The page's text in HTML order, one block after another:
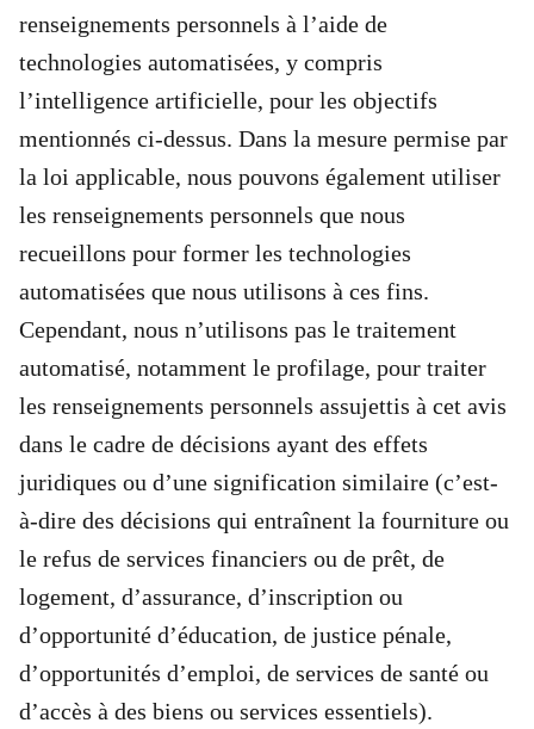
renseignements personnels à l’aide de
technologies automatisées, y compris
l’intelligence artificielle, pour les objectifs
mentionnés ci-dessus. Dans la mesure permise par
la loi applicable, nous pouvons également utiliser
les renseignements personnels que nous
recueillons pour former les technologies
automatisées que nous utilisons à ces fins.
Cependant, nous n’utilisons pas le traitement
automatisé, notamment le profilage, pour traiter
les renseignements personnels assujettis à cet avis
dans le cadre de décisions ayant des effets
juridiques ou d’une signification similaire (c’est-
à-dire des décisions qui entraînent la fourniture ou
le refus de services financiers ou de prêt, de
logement, d’assurance, d’inscription ou
d’opportunité d’éducation, de justice pénale,
d’opportunités d’emploi, de services de santé ou
d’accès à des biens ou services essentiels).